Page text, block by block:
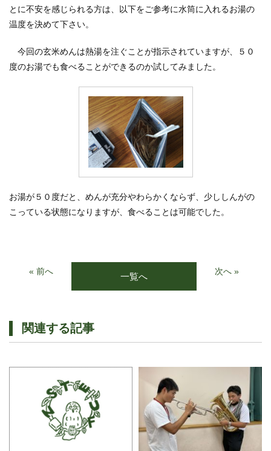
とに不安を感じられる方は、以下をご参考に水筒に入れるお湯の
温度を決めて下さい。
今回の玄米めんは熱湯を注ぐことが指示されていますが、５０
度のお湯でも食べることができるのか試してみました。
お湯が５０度だと、めんが充分やわらかくならず、少ししんがの
こっている状態になりますが、食べることは可能でした。
« 前へ 一覧へ 次へ »
関連する記事